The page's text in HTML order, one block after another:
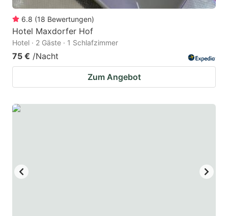
6.8 (18 Bewertungen)
Hotel Maxdorfer Hof
Hotel · 2 Gäste · 1 Schlafzimmer
75 € /Nacht
Zum Angebot